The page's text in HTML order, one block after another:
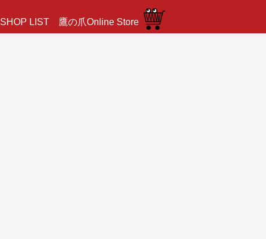
SHOP LIST 鷹の爪Online Store